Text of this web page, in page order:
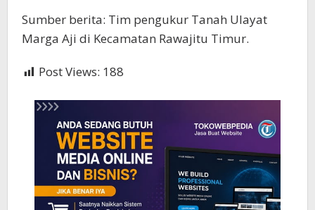
Sumber berita: Tim pengukur Tanah Ulayat
Marga Aji di Kecamatan Rawajitu Timur.
Post Views: 188